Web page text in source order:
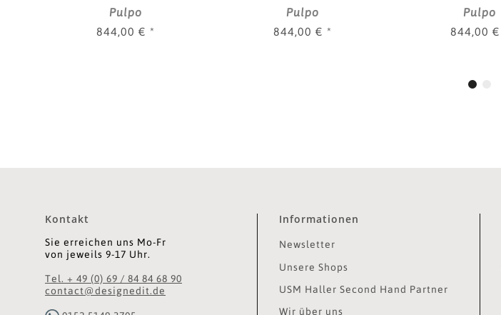
Pulpo
844,00 € *
Pulpo
844,00 € *
Pulpo
844,00 €
Kontakt
Sie erreichen uns Mo-Fr
von jeweils 9-17 Uhr.
Tel. + 49 (0) 69 / 84 84 68 90
contact@designedit.de
Informationen
Newsletter
Unsere Shops
USM Haller Second Hand Partner
Wir über uns